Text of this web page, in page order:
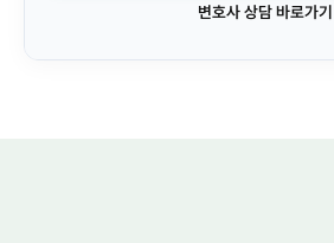
변호사 상담 바로가기